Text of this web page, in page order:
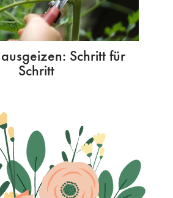
Schritt für
Schritt